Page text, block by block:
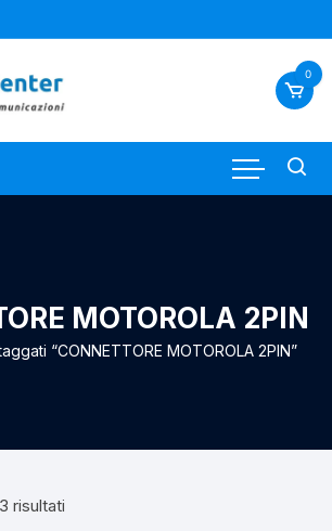
0
MOTOROLA 2PIN
“CONNETTORE MOTOROLA 2PIN”
risultati